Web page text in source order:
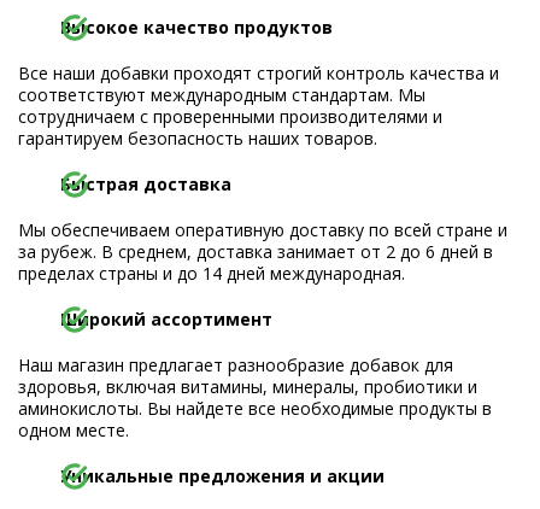
Высокое качество продуктов
Все наши добавки проходят строгий контроль качества и
соответствуют международным стандартам. Мы
сотрудничаем с проверенными производителями и
гарантируем безопасность наших товаров.
Быстрая доставка
Мы обеспечиваем оперативную доставку по всей стране и
за рубеж. В среднем, доставка занимает от 2 до 6 дней в
пределах страны и до 14 дней международная.
Широкий ассортимент
Наш магазин предлагает разнообразие добавок для
здоровья, включая витамины, минералы, пробиотики и
аминокислоты. Вы найдете все необходимые продукты в
одном месте.
Уникальные предложения и акции